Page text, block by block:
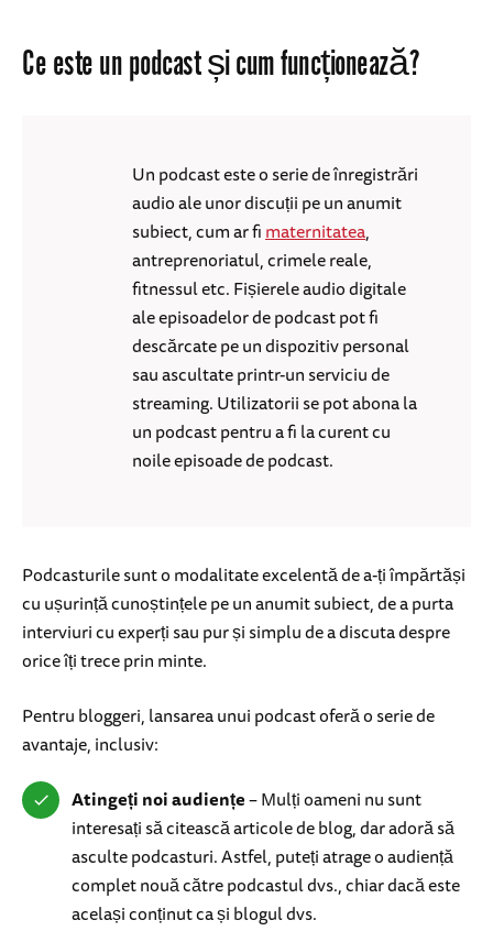
Ce este un podcast și cum funcționează?
Un podcast este o serie de înregistrări
audio ale unor discuții pe un anumit
subiect, cum ar fimaternitatea,
antreprenoriatul, crimele reale,
fitnessul etc. Fișierele audio digitale
ale episoadelor de podcast pot fi
descărcate pe un dispozitiv personal
sau ascultate printr-un serviciu de
streaming. Utilizatorii se pot abona la
un podcast pentru a fi la curent cu
noile episoade de podcast.
Podcasturile sunt o modalitate excelentă de a-ți împărtăși
cu ușurință cunoștințele pe un anumit subiect, de a purta
interviuri cu experți sau pur și simplu de a discuta despre
orice îți trece prin minte.
Pentru bloggeri, lansarea unui podcast oferă o serie de
avantaje, inclusiv:
Atingeți noi audiențe– Mulți oameni nu sunt
interesați să citească articole de blog, dar adoră să
asculte podcasturi. Astfel, puteți atrage o audiență
complet nouă către podcastul dvs., chiar dacă este
același conținut ca și blogul dvs.